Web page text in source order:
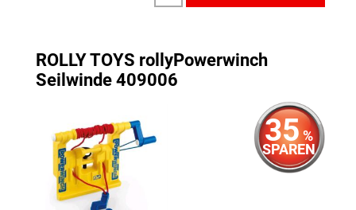
ROLLY TOYS rollyPowerwinch
Seilwinde 409006
35 %
SPAREN